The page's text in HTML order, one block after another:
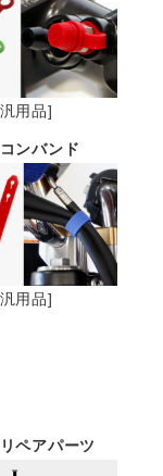
用品]
ンバンド
用品]
ペアパーツ